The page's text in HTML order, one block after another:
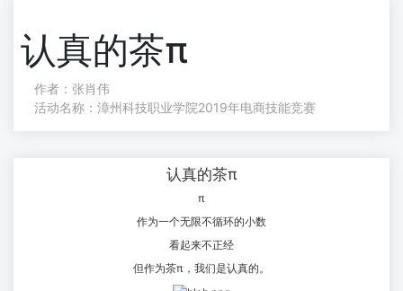
认真的茶π
作者：张肖伟
活动名称：漳州科技职业学院2019年电商技能竞赛
认真的茶π
π
作为一个无限不循环的小数
看起来不正经
但作为茶π，我们是认真的。